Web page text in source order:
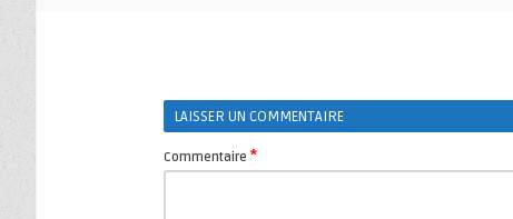
LAISSER UN COMMENTAIRE
Commentaire *